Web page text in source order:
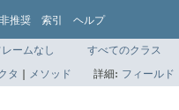
非推奨 索引 ヘルプ
レームなし
すべてのクラス
タ | メソッド 詳細: フィールド